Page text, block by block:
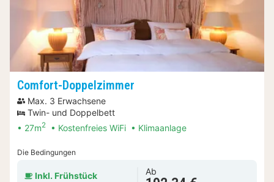
Comfort-Doppelzimmer
Max. 3 Erwachsene
Twin- und Doppelbett
27m2 Kostenfreies WiFi Klimaanlage
Die Bedingungen
Inkl. Frühstück
Ab